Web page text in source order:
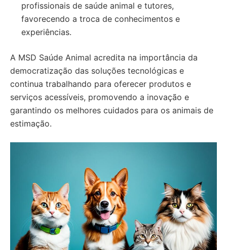
profissionais de saúde animal e tutores,
favorecendo a troca de conhecimentos e
experiências.
A MSD Saúde Animal acredita na importância da
democratização das soluções tecnológicas e
continua trabalhando para oferecer produtos e
serviços acessíveis, promovendo a inovação e
garantindo os melhores cuidados para os animais de
estimação.